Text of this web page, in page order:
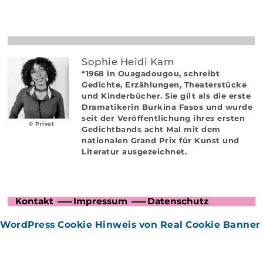
© Privat
Sophie Heidi Kam
*1968 in Ouagadougou, schreibt
Gedichte, Erzählungen, Theaterstücke
und Kinderbücher. Sie gilt als die erste
Dramatikerin Burkina Fasos und wurde
seit der Veröffentlichung ihres ersten
Gedichtbands acht Mal mit dem
nationalen Grand Prix für Kunst und
Literatur ausgezeichnet.
Kontakt Impressum Datenschutz
WordPress Cookie Hinweis von Real Cookie Banner